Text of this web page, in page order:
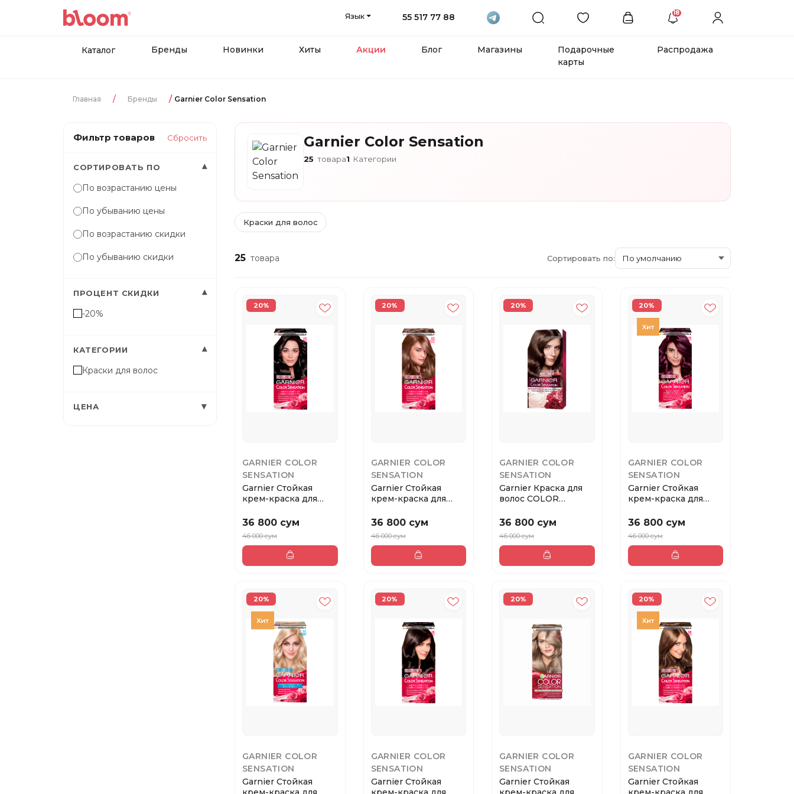
Язык 55 517 77 88 18
Каталог Бренды Новинки Хиты Акции Блог Магазины
Подарочные
карты
Распродажа
Главная Бренды Garnier Color Sensation
Фильтр товаров Сбросить
СОРТИРОВАТЬ ПО ▾
По возрастанию цены
По убыванию цены
По возрастанию скидки
По убыванию скидки
ПРОЦЕНТ СКИДКИ ▾
-20%
КАТЕГОРИИ ▾
Краски для волос
ЦЕНА ▾
Garnier Color Sensation
25 товара1 Категории
Краски для волос
25 товара Сортировать по:
20%
GARNIER COLOR
SENSATION
Garnier Стойкая
крем-краска для
36 800 сум
46 000 сум
20%
GARNIER COLOR
SENSATION
Garnier Стойкая
крем-краска для
36 800 сум
46 000 сум
20%
GARNIER COLOR
SENSATION
Garnier Краска для
волос COLOR
С...
36 800 сум
46 000 сум
20%
GARNIER COLOR
SENSATION
Garnier Стойкая
крем-краска для
36 800 сум
46 000 сум
20%
GARNIER COLOR
SENSATION
Garnier Стойкая
20%
GARNIER COLOR
SENSATION
Garnier Стойкая
20%
GARNIER COLOR
SENSATION
Garnier Стойкая
20%
GARNIER COLOR
SENSATION
Garnier Стойкая